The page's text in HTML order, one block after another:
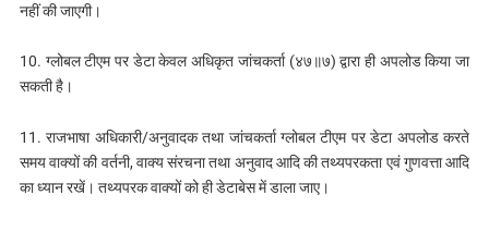
नहीं की जाएगी।
10. ग्लोबल टीएम पर डेटा केवल अधिकृत जांचकर्ता (४७॥७) द्वारा ही अपलोड किया जा
सकती है।
11. राजभाषा अधिकारी/अनुवादक तथा जांचकर्ता ग्लोबल टीएम पर डेटा अपलोड करते
समय वाक्यों की वर्तनी, वाक्य संरचना तथा अनुवाद आदि की तथ्यपरकता एवं गुणवत्ता आदि
का ध्यान रखें। तथ्यपरक वाक्यों को ही डेटाबेस में डाला जाए।